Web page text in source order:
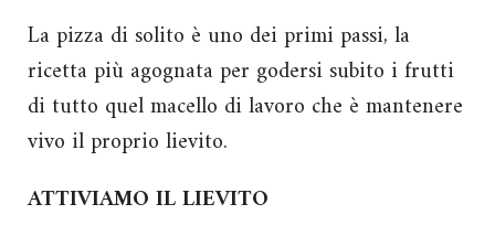
La pizza di solito è uno dei primi passi, la
ricetta più agognata per godersi subito i frutti
di tutto quel macello di lavoro che è mantenere
vivo il proprio lievito.
ATTIVIAMO IL LIEVITO